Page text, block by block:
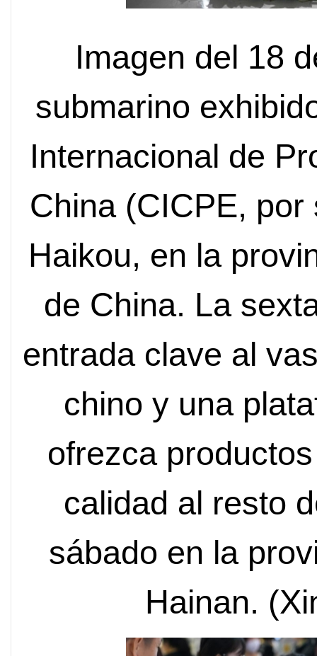
Imagen del 18
submarino
Internacional de
China (CICPE,
Haikou, en la
de China. La
entrada clave al
chino y una
ofrezca
calidad al resto
sábado en la
Hainan.